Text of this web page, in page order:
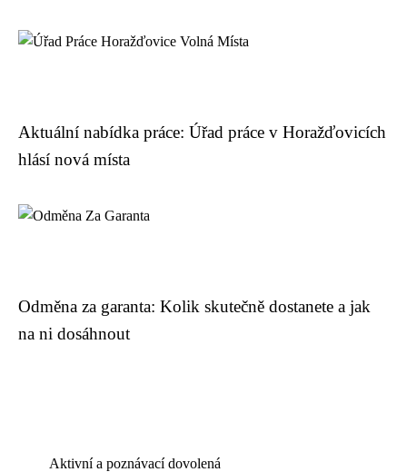
Aktuální nabídka práce: Úřad práce v Horažďovicích
hlásí nová místa
Odměna za garanta: Kolik skutečně dostanete a jak
na ni dosáhnout
Aktivní a poznávací dovolená